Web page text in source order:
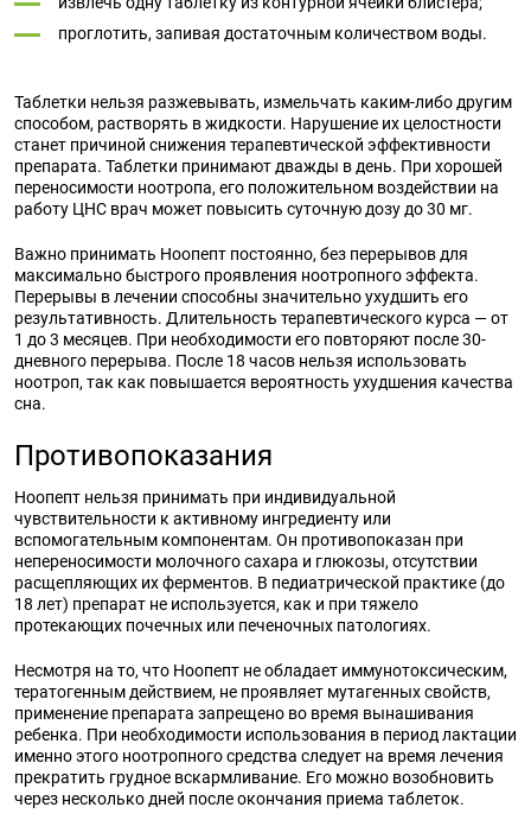
проглотить, запивая достаточным количеством воды.
Таблетки нельзя разжевывать, измельчать каким-либо другим
способом, растворять в жидкости. Нарушение их целостности
станет причиной снижения терапевтической эффективности
препарата. Таблетки принимают дважды в день. При хорошей
переносимости ноотропа, его положительном воздействии на
работу ЦНС врач может повысить суточную дозу до 30 мг.
Важно принимать Ноопепт постоянно, без перерывов для
максимально быстрого проявления ноотропного эффекта.
Перерывы в лечении способны значительно ухудшить его
результативность. Длительность терапевтического курса — от
1 до 3 месяцев. При необходимости его повторяют после 30-
дневного перерыва. После 18 часов нельзя использовать
ноотроп, так как повышается вероятность ухудшения качества
сна.
Противопоказания
Ноопепт нельзя принимать при индивидуальной
чувствительности к активному ингредиенту или
вспомогательным компонентам. Он противопоказан при
непереносимости молочного сахара и глюкозы, отсутствии
расщепляющих их ферментов. В педиатрической практике (до
18 лет) препарат не используется, как и при тяжело
протекающих почечных или печеночных патологиях.
Несмотря на то, что Ноопепт не обладает иммунотоксическим,
тератогенным действием, не проявляет мутагенных свойств,
применение препарата запрещено во время вынашивания
ребенка. При необходимости использования в период лактации
именно этого ноотропного средства следует на время лечения
прекратить грудное вскармливание. Его можно возобновить
через несколько дней после окончания приема таблеток.